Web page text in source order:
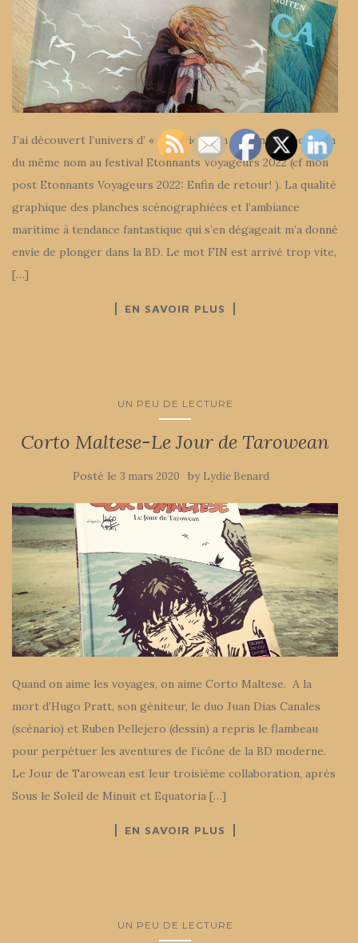
J’ai découvert l’univers d’ « Aquarica » en visitant l’exposition
du même nom au festival Etonnants Voyageurs 2022 (cf mon
post Etonnants Voyageurs 2022: Enfin de retour! ). La qualité
graphique des planches scénographiées et l’ambiance
maritime à tendance fantastique qui s’en dégageait m’a donné
envie de plonger dans la BD. Le mot FIN est arrivé trop vite,
[…]
EN SAVOIR PLUS
UN PEU DE LECTURE
Corto Maltese-Le Jour de Tarowean
Posté le 3 mars 2020 by Lydie Benard
Quand on aime les voyages, on aime Corto Maltese. A la
mort d’Hugo Pratt, son géniteur, le duo Juan Dias Canales
(scénario) et Ruben Pellejero (dessin) a repris le flambeau
pour perpétuer les aventures de l’icône de la BD moderne.
Le Jour de Tarowean est leur troisième collaboration, après
Sous le Soleil de Minuit et Equatoria […]
EN SAVOIR PLUS
UN PEU DE LECTURE